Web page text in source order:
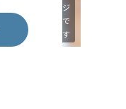
ジ
で
す